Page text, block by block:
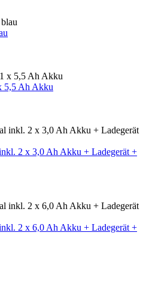
5,5 Ah Akku
2 x 3,0 Ah Akku + Ladegerät +
2 x 6,0 Ah Akku + Ladegerät +